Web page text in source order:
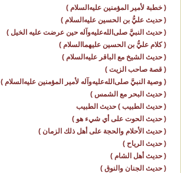
( خطبة لأمير المؤمنين عليه‌السلام )
( حديث عليُّ بن الحسين عليه‌السلام )
( حديث النبيَّ صلى‌الله‌عليه‌وآله حين عرضت عليه الخيل )
( كلام عليُّ بن الحسين عليهما‌السلام )
( حديث الشيخ مع الباقر عليه‌السلام )
( قصة صاحب الزيت )
( وصية النبيَّ صلى‌الله‌عليه‌وآله لأمير المؤمنين عليه‌السلام )
( حديث البحر مع الشمس )
( حديث الطبيب ) حديث الطبيب
( حديث الحوت على أي شيء هو )
( حديث الأحلام والحجة على أهل ذلك الزمان )
( حديث الرياح )
( حديث أهل الشام )
( حديث الجنان والنوق )